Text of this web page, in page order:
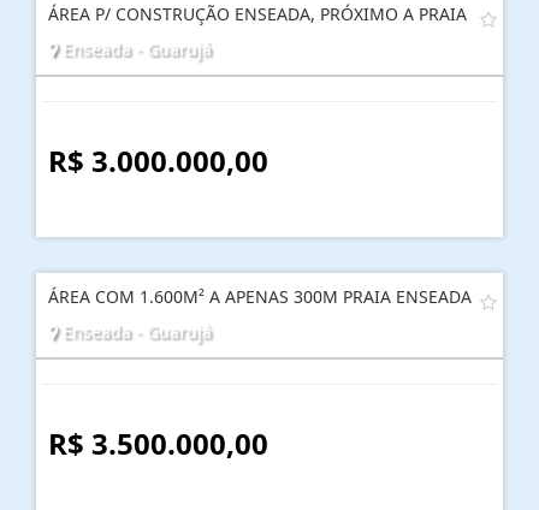
ÁREA P/ CONSTRUÇÃO ENSEADA, PRÓXIMO A PRAIA
Enseada - Guarujá
R$ 3.000.000,00
ÁREA COM 1.600M² A APENAS 300M PRAIA ENSEADA
Enseada - Guarujá
R$ 3.500.000,00